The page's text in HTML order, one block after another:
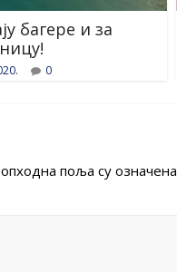
багере и за
0
поља су означена